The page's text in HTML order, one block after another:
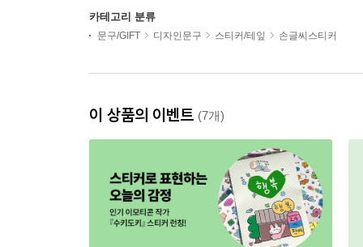
카테고리 분류
문구/GIFT 디자인문구 스티커/테잎 손글씨스티커
이 상품의 이벤트 (7개)